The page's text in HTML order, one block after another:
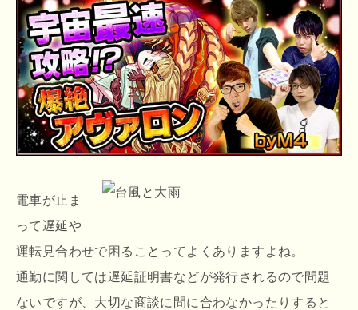
電車が止ま
って遅延や
運転見合わせで困ることってよくありますよね。
通勤に関しては遅延証明書などが発行されるので問題
ないですが、大切な商談に間に合わなかったりすると